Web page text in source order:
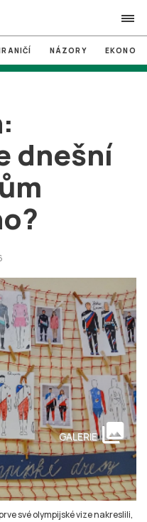
search
NÁZORY
dnešní
své olympijské vize nakreslili,
GALERIE collections